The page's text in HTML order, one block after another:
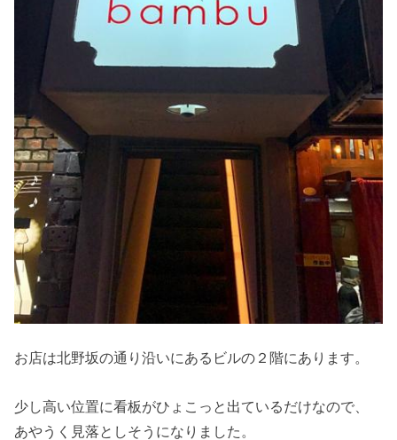
お店は北野坂の通り沿いにあるビルの２階にあります。
少し高い位置に看板がひょこっと出ているだけなので、
あやうく見落としそうになりました。